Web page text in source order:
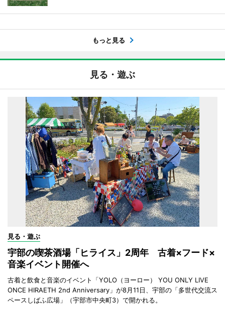
もっと見る
見る・遊ぶ
見る・遊ぶ
宇部の喫茶酒場「ヒライス」2周年 古着×フード×
音楽イベント開催へ
古着と飲食と音楽のイベント「YOLO（ヨーロー） YOU ONLY LIVE
ONCE HIRAETH 2nd Anniversary」が8月11日、宇部の「多世代交流ス
ペースしばふ広場」（宇部市中央町3）で開かれる。